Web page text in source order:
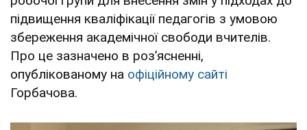
підвищення кваліфікації педагогів з умовою
збереження академічної свободи вчителів.
Про це зазначено в розʼясненні,
опублікованому на офіційному сайті
Горбачова.